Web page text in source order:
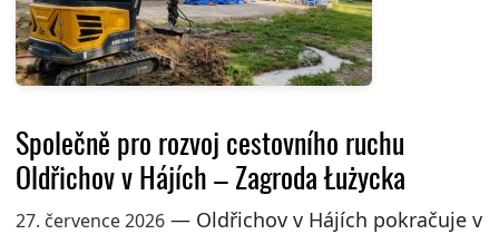
Společně pro rozvoj cestovního ruchu
Oldřichov v Hájích – Zagroda Łużycka
27. července 2026— Oldřichov v Hájích pokračuje v